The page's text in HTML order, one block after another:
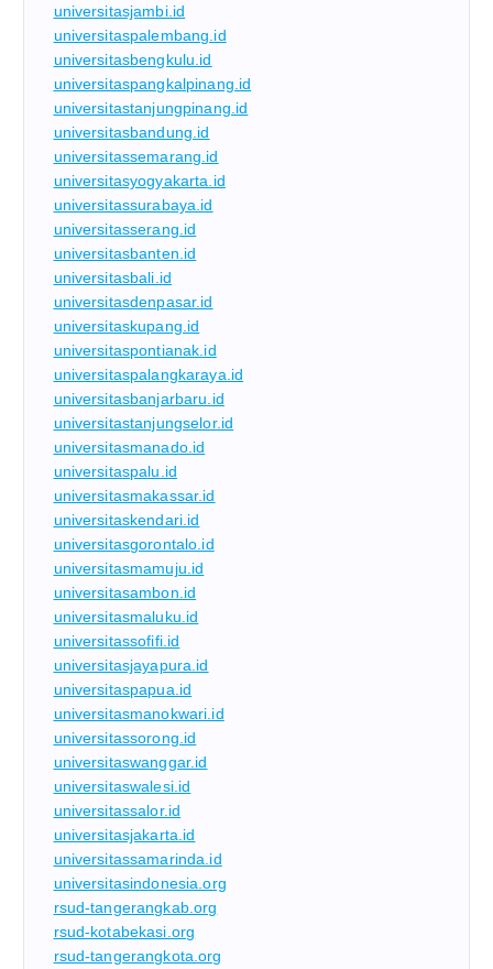
universitasjambi.id
universitaspalembang.id
universitasbengkulu.id
universitaspangkalpinang.id
universitastanjungpinang.id
universitasbandung.id
universitassemarang.id
universitasyogyakarta.id
universitassurabaya.id
universitasserang.id
universitasbanten.id
universitasbali.id
universitasdenpasar.id
universitaskupang.id
universitaspontianak.id
universitaspalangkaraya.id
universitasbanjarbaru.id
universitastanjungselor.id
universitasmanado.id
universitaspalu.id
universitasmakassar.id
universitaskendari.id
universitasgorontalo.id
universitasmamuju.id
universitasambon.id
universitasmaluku.id
universitassofifi.id
universitasjayapura.id
universitaspapua.id
universitasmanokwari.id
universitassorong.id
universitaswanggar.id
universitaswalesi.id
universitassalor.id
universitasjakarta.id
universitassamarinda.id
universitasindonesia.org
rsud-tangerangkab.org
rsud-kotabekasi.org
rsud-tangerangkota.org